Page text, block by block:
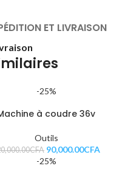
ET LIVRAISON
-25%
à coudre 36v
Outils
CFA 90,000.00CFA
-25%